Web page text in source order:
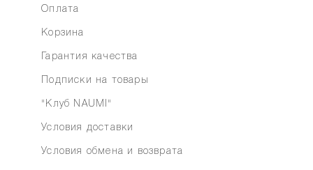
Оплата
Корзина
Гарантия качества
Подписки на товары
"Клуб NAUMI"
Условия доставки
Условия обмена и возврата